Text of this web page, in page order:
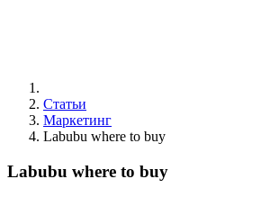
Статьи
Маркетинг
Labubu where to buy
Labubu where to buy